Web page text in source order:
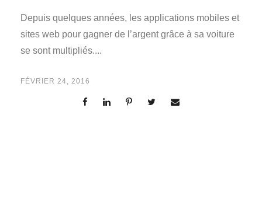
Depuis quelques années, les applications mobiles et
sites web pour gagner de l’argent grâce à sa voiture
se sont multipliés....
FÉVRIER 24, 2016